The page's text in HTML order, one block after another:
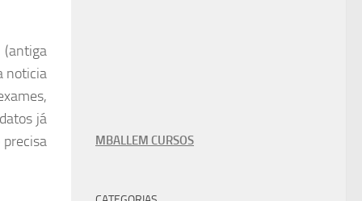
(antiga
noticia
já
MBALLEM CURSOS